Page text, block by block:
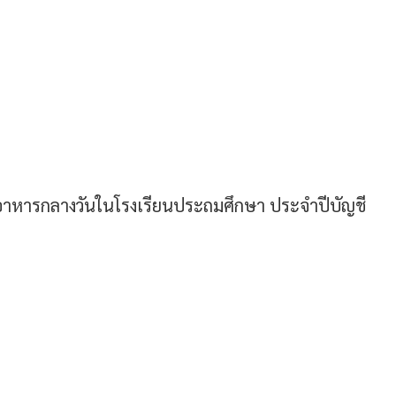
หารกลางวันในโรงเรียนประถมศึกษา ประจำปีบัญชี